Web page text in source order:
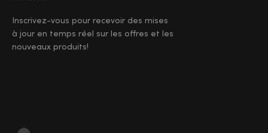
Inscrivez-vous pour recevoir des mises
à jour en temps réel sur les offres et les
nouveaux produits!